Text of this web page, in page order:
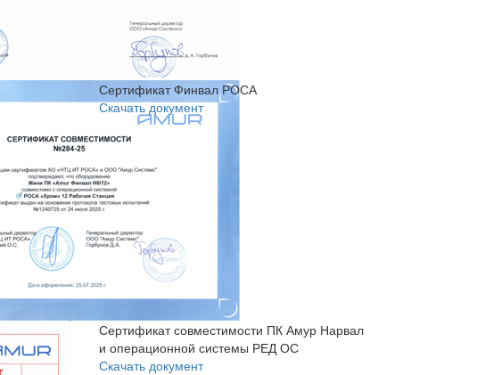
Сертификат Финвал РОСА
Скачать документ
Сертификат совместимости ПК Амур Нарвал
и операционной системы РЕД ОС
Скачать документ